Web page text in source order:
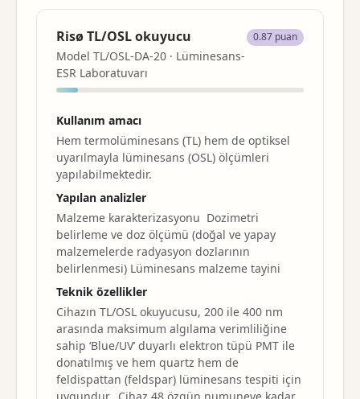
Risø TL/OSL okuyucu
Model TL/OSL-DA-20 · Lüminesans-
ESR Laboratuvarı
0.87 puan
Kullanım amacı
Hem termolüminesans (TL) hem de optiksel
uyarılmayla lüminesans (OSL) ölçümleri
yapılabilmektedir.
Yapılan analizler
Malzeme karakterizasyonu Dozimetri
belirleme ve doz ölçümü (doğal ve yapay
malzemelerde radyasyon dozlarının
belirlenmesi) Lüminesans malzeme tayini
Teknik özellikler
Cihazın TL/OSL okuyucusu, 200 ile 400 nm
arasında maksimum algılama verimliliğine
sahip ‘Blue/UV’ duyarlı elektron tüpü PMT ile
donatılmış ve hem quartz hem de
feldispattan (feldspar) lüminesans tespiti için